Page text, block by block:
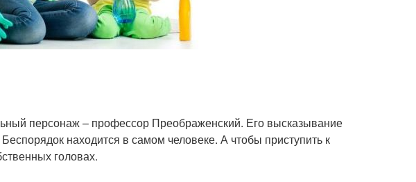
персонаж – профессор Преображенский. Его высказывание
находится в самом человеке. А чтобы приступить к
головах.